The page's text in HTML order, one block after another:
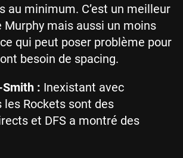
au minimum. C’est un meilleur
Murphy mais aussi un moins
qui peut poser problème pour
besoin de spacing.
Smith : Inexistant avec
les Rockets sont des
et DFS a montré des